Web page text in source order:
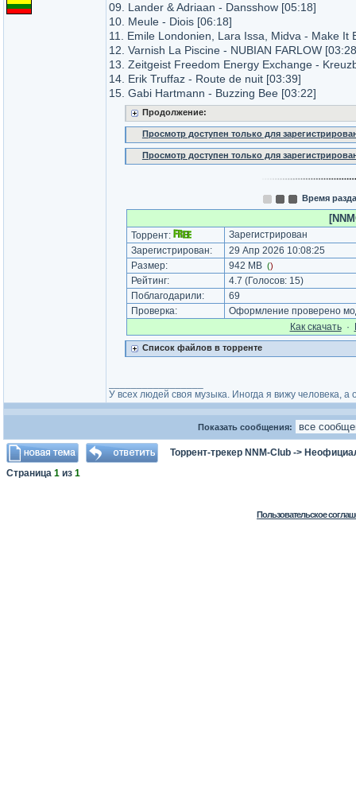
09. Lander & Adriaan - Dansshow [05:18]
10. Meule - Diois [06:18]
11. Emile Londonien, Lara Issa, Midva - Make It
12. Varnish La Piscine - NUBIAN FARLOW
13. Zeitgeist Freedom Energy Exchange -
14. Erik Truffaz - Route de nuit [03:39]
15. Gabi Hartmann - Buzzing Bee [03:22]
Продолжение:
Просмотр доступен только для
Просмотр доступен только для
Время
Торрент:
Зарегистрирован
Зарегистрирован:
29 Апр 2026 10:08:25
Размер:
942 MB ()
Рейтинг: 4.7 (Голосов: 15)
Поблагодарили:
69
Проверка:
Оформление проверено
Как cкачать·
Список файлов в торренте
У всех людей своя музыка. Иногда я вижу человека, а
Показать сообщения:
Торрент-трекер NNM-Club ->
Страница 1 из 1
Пользовательское